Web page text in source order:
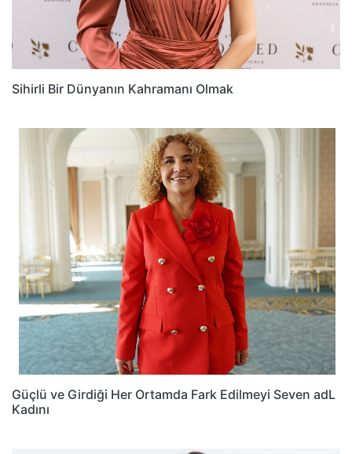
Sihirli Bir Dünyanın Kahramanı Olmak
Güçlü ve Girdiği Her Ortamda Fark Edilmeyi Seven adL
Kadını